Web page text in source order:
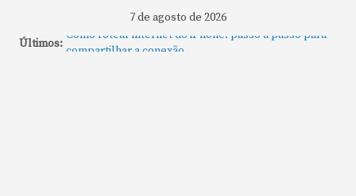
7 de agosto de 2026
Últimos: Como rotear internet do iPhone: passo a passo para